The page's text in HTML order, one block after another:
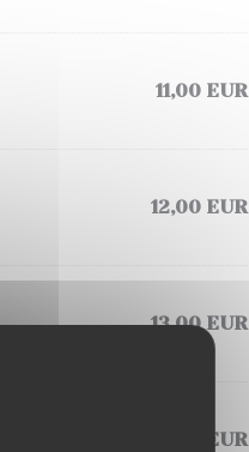
11,00 EUR
12,00 EUR
13,00 EUR
13,00 EUR